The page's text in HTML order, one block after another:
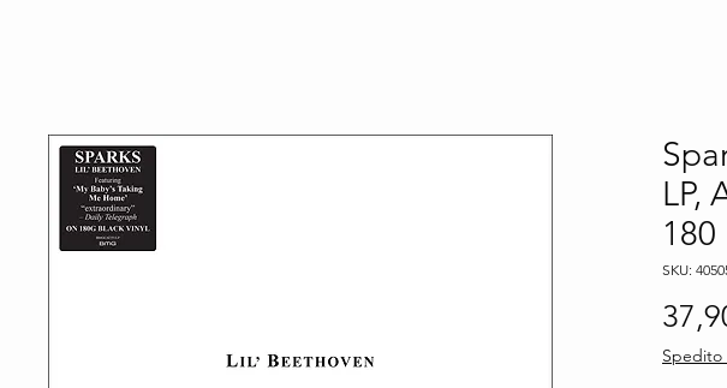
LP,
180
SKU:
Spedito